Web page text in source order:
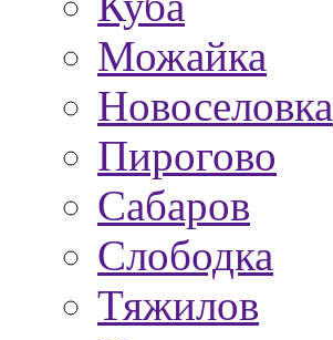
Можайка
Новоселовка
Пирогово
Сабаров
Слободка
Тяжилов